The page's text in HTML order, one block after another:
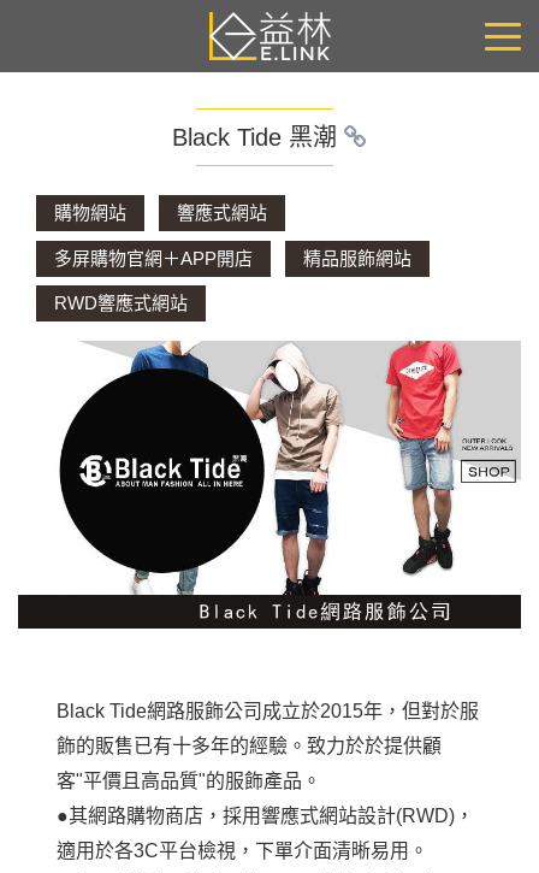
Black Tide 黑潮
購物網站 響應式網站
多屏購物官網＋APP開店 精品服飾網站
RWD響應式網站
Black Tide網路服飾公司成立於2015年，但對於服
飾的販售已有十多年的經驗。致力於於提供顧
客"平價且高品質"的服飾產品。
●其網路購物商店，採用響應式網站設計(RWD)，
適用於各3C平台檢視，下單介面清晰易用。